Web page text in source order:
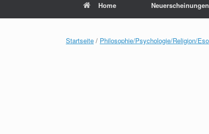
Home Neuerscheinungen
Startseite / Philosophie/Psychologie/Religion/